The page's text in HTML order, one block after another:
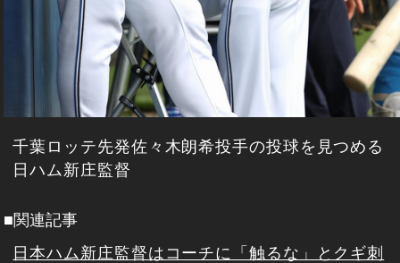
千葉ロッテ先発佐々木朗希投手の投球を見つめる
日ハム新庄監督
■関連記事
日本ハム新庄監督はコーチに「触るな」とクギ刺